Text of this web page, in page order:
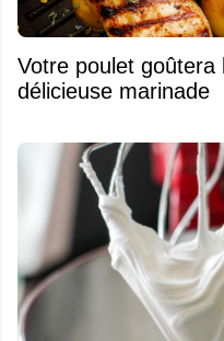
Votre poulet goûtera
délicieuse marinade